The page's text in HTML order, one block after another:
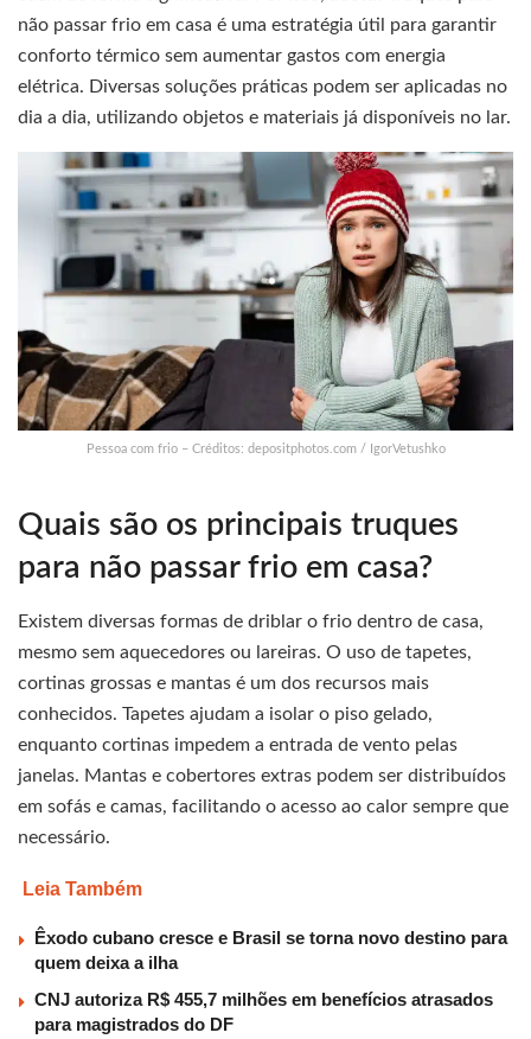
não passar frio em casa é uma estratégia útil para garantir
conforto térmico sem aumentar gastos com energia
elétrica. Diversas soluções práticas podem ser aplicadas no
dia a dia, utilizando objetos e materiais já disponíveis no lar.
Pessoa com frio – Créditos: depositphotos.com / IgorVetushko
Quais são os principais truques
para não passar frio em casa?
Existem diversas formas de driblar o frio dentro de casa,
mesmo sem aquecedores ou lareiras. O uso de tapetes,
cortinas grossas e mantas é um dos recursos mais
conhecidos. Tapetes ajudam a isolar o piso gelado,
enquanto cortinas impedem a entrada de vento pelas
janelas. Mantas e cobertores extras podem ser distribuídos
em sofás e camas, facilitando o acesso ao calor sempre que
necessário.
Leia Também
Êxodo cubano cresce e Brasil se torna novo destino para
quem deixa a ilha
CNJ autoriza R$ 455,7 milhões em benefícios atrasados
para magistrados do DF